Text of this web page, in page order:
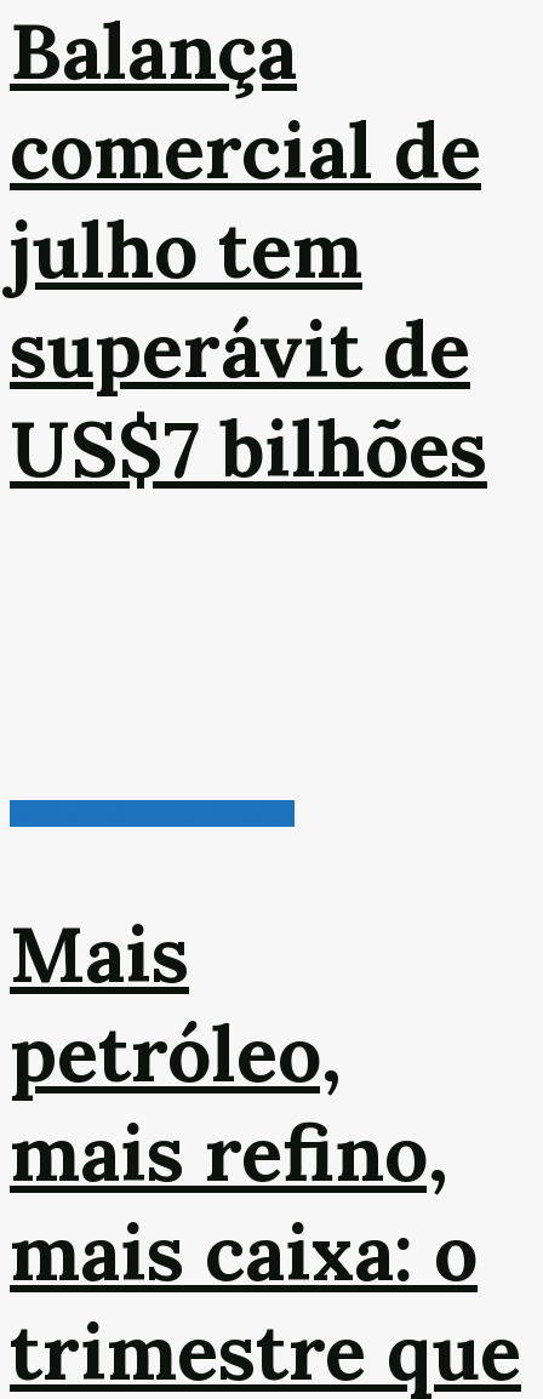
Balança
comercial de
julho tem
superávit de
US$7 bilhões
Mais
petróleo,
mais refino,
mais caixa: o
trimestre que